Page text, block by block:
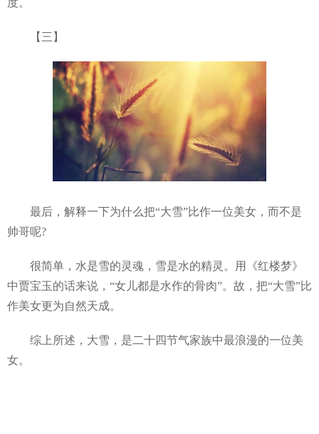
【三】
最后，解释一下为什么把“大雪”比作一位美女，而不是
帅哥呢?
很简单，水是雪的灵魂，雪是水的精灵。用《红楼梦》
中贾宝玉的话来说，“女儿都是水作的骨肉”。故，把“大雪”比
作美女更为自然天成。
综上所述，大雪，是二十四节气家族中最浪漫的一位美
女。